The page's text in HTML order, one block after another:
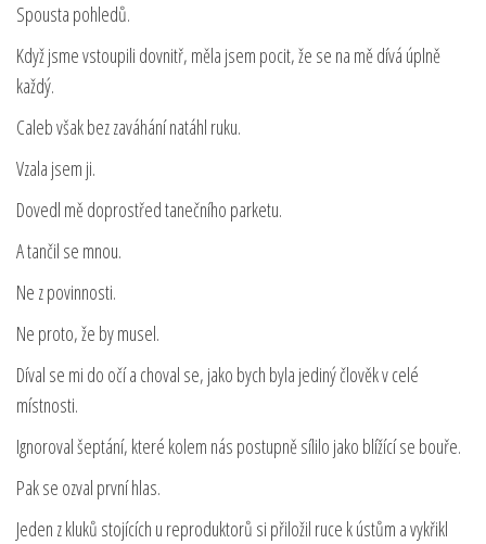
Spousta pohledů.
Když jsme vstoupili dovnitř, měla jsem pocit, že se na mě dívá úplně
každý.
Caleb však bez zaváhání natáhl ruku.
Vzala jsem ji.
Dovedl mě doprostřed tanečního parketu.
A tančil se mnou.
Ne z povinnosti.
Ne proto, že by musel.
Díval se mi do očí a choval se, jako bych byla jediný člověk v celé
místnosti.
Ignoroval šeptání, které kolem nás postupně sílilo jako blížící se bouře.
Pak se ozval první hlas.
Jeden z kluků stojících u reproduktorů si přiložil ruce k ústům a vykřikl